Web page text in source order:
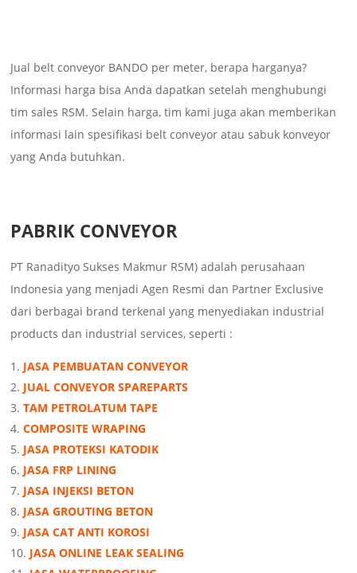
Jual belt conveyor BANDO per meter, berapa harganya?
Informasi harga bisa Anda dapatkan setelah menghubungi
tim sales RSM. Selain harga, tim kami juga akan memberikan
informasi lain spesifikasi belt conveyor atau sabuk konveyor
yang Anda butuhkan.
PABRIK CONVEYOR
PT Ranadityo Sukses Makmur RSM) adalah perusahaan
Indonesia yang menjadi Agen Resmi dan Partner Exclusive
dari berbagai brand terkenal yang menyediakan industrial
products dan industrial services, seperti :
JASA PEMBUATAN CONVEYOR
JUAL CONVEYOR SPAREPARTS
TAM PETROLATUM TAPE
COMPOSITE WRAPING
JASA PROTEKSI KATODIK
JASA FRP LINING
JASA INJEKSI BETON
JASA GROUTING BETON
JASA CAT ANTI KOROSI
JASA ONLINE LEAK SEALING